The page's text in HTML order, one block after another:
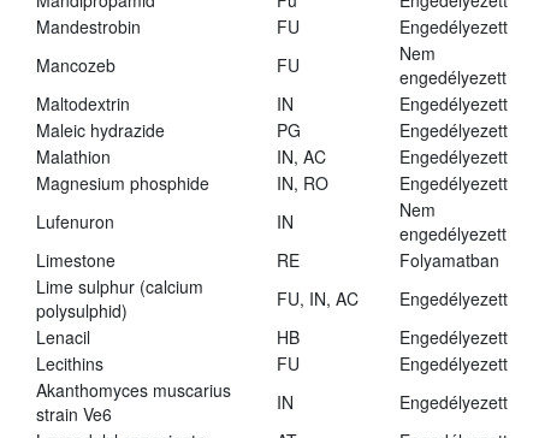
Mandestrobin
FU
Engedélyezett
Mancozeb
FU
Nem
engedélyezett
Maltodextrin
IN
Engedélyezett
Maleic hydrazide
PG
Engedélyezett
Malathion
IN, AC
Engedélyezett
Magnesium phosphide
IN, RO
Engedélyezett
Lufenuron
IN
Nem
engedélyezett
Limestone
RE
Folyamatban
Lime sulphur (calcium
polysulphid)
FU, IN, AC
Engedélyezett
Lenacil
HB
Engedélyezett
Lecithins
FU
Engedélyezett
Akanthomyces muscarius
strain Ve6
IN
Engedélyezett